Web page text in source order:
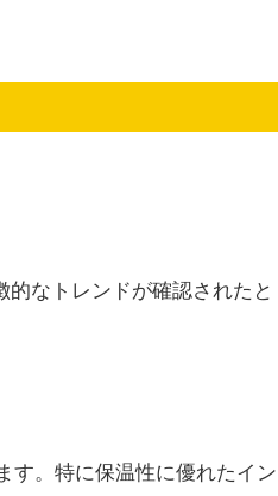
的なトレンドが確認されたと
す。特に保温性に優れたイン